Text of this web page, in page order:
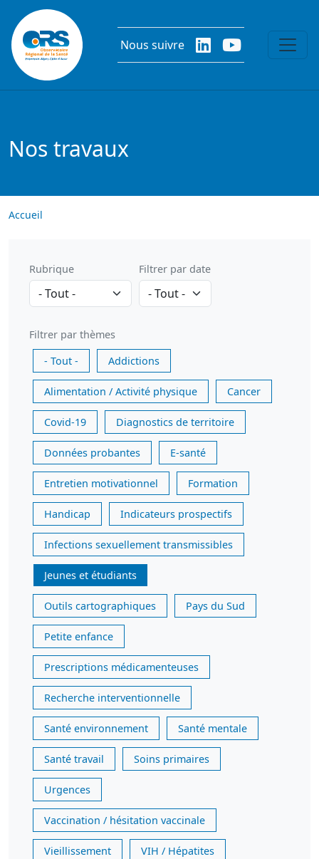
Aller au contenu principal
Nous suivre
Nos travaux
Accueil
Rubrique Filtrer par date
Filtrer par thèmes
- Tout -
Addictions
Alimentation / Activité physique Cancer
Covid-19 Diagnostics de territoire
Données probantes E-santé
Entretien motivationnel Formation
Handicap Indicateurs prospectifs
Infections sexuellement transmissibles
Jeunes et étudiants
Outils cartographiques Pays du Sud
Petite enfance
Prescriptions médicamenteuses
Recherche interventionnelle
Santé environnement Santé mentale
Santé travail Soins primaires
Urgences
Vaccination / hésitation vaccinale
Vieillissement VIH / Hépatites